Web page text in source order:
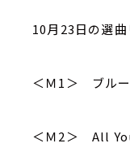
10月23日の選曲
＜Ｍ1＞ ブルー
＜Ｍ2＞ All You